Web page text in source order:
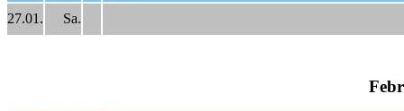
27.01. Sa.